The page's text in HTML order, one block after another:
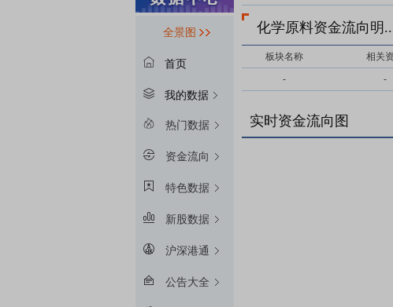
全景图
首页
我的数据
热门数据
资金流向
特色数据
新股数据
沪深港通
公告大全
化学原料资金流向明
板块名称 相关
- -
实时资金流向图